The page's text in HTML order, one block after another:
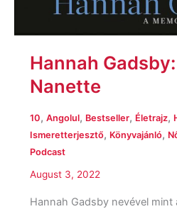
Hannah
Nanette
10, Angolul, Bestseller, Életrajz,
Ismeretterjesztő, Könyvajánló,
Podcast
August 3, 2022
Hannah Gadsby nevével mint